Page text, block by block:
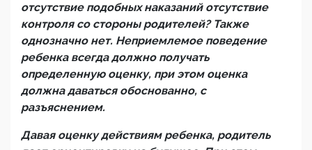
отсутствие подобных наказаний отсутствие
контроля со стороны родителей? Также
однозначно нет. Неприемлемое поведение
ребенка всегда должно получать
определенную оценку, при этом оценка
должна даваться обоснованно, с
разъяснением.
Давая оценку действиям ребенка, родитель